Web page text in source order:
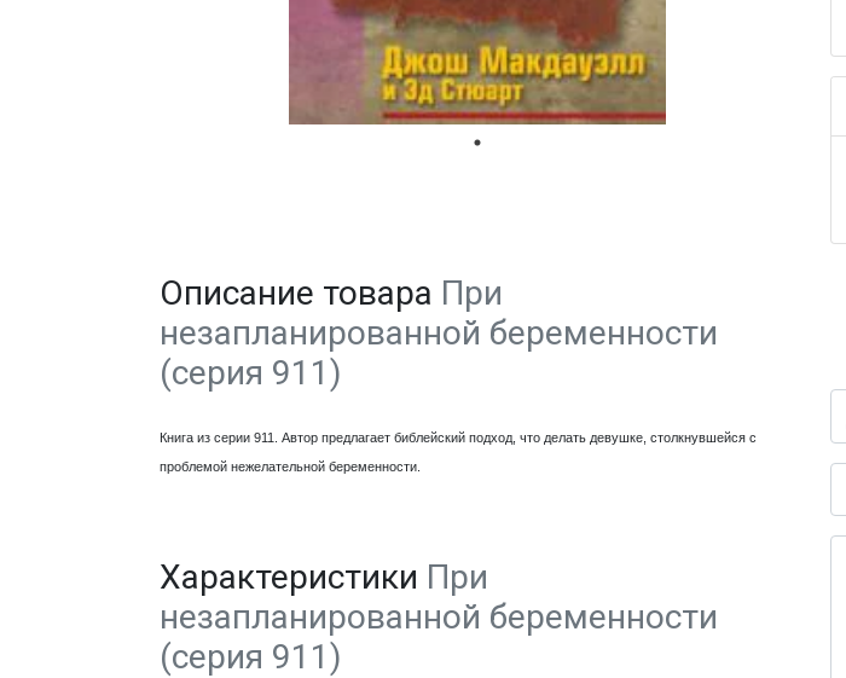
Описание товара При
незапланированной беременности
(серия 911)
Книга из серии 911. Автор предлагает библейский подход, что делать девушке, столкнувшейся с
проблемой нежелательной беременности.
Характеристики При
незапланированной беременности
(серия 911)